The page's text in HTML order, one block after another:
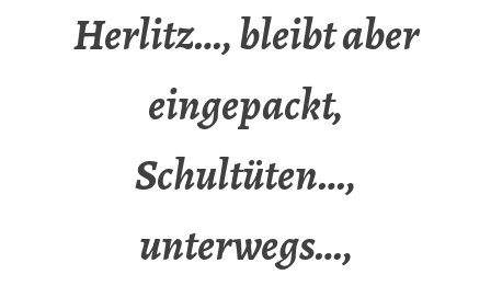
Herlitz…, bleibt aber
eingepackt,
Schultüten…,
unterwegs…,